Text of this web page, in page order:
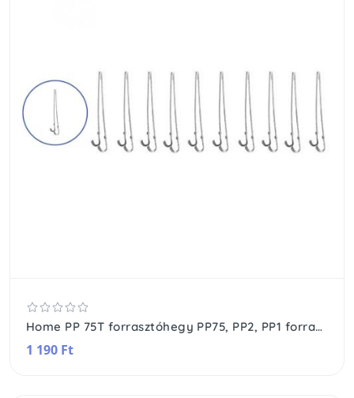
Home PP 75T forrasztóhegy PP75, PP2, PP1 forrasztópisztolyokhoz, 43 mm / 1,5 mm2 nikkel bevonatú vörösréz, 10 db / csomag
1 190 Ft